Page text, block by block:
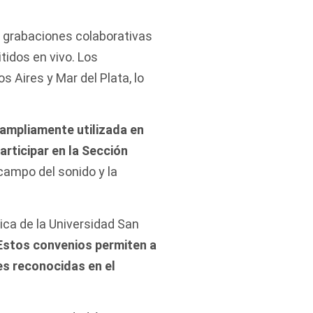
colaborativas
en vivo. Los
Aires y Mar del Plata, lo
utilizada en
en la Sección
del sonido y la
de la Universidad San
convenios permiten a
reconocidas en el